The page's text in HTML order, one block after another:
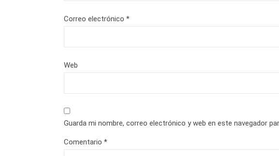
Correo electrónico *
Web
Guarda mi nombre, correo electrónico y web en este navegador
Comentario *